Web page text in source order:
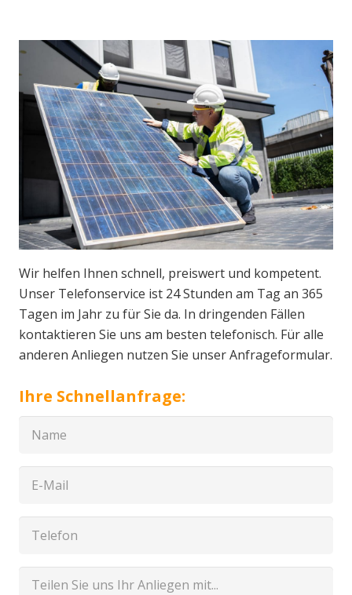
Wir helfen Ihnen schnell, preiswert und kompetent.
Unser Telefonservice ist 24 Stunden am Tag an 365
Tagen im Jahr zu für Sie da. In dringenden Fällen
kontaktieren Sie uns am besten telefonisch. Für alle
anderen Anliegen nutzen Sie unser Anfrageformular.
Ihre Schnellanfrage: